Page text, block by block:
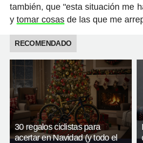
también, que "esta situación me
y tomar cosasde las que me
RECOMENDADO
30 regalos ciclistas para
acertar en Navidad (y todo el